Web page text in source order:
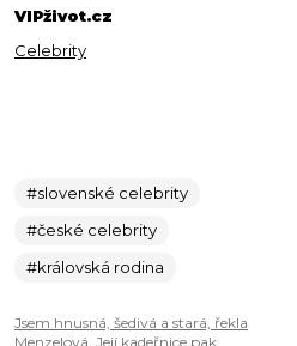
VIPživot.cz
Celebrity
#slovenské celebrity
#české celebrity
#královská rodina
Jsem hnusná, šedivá a stará, řekla
Menzelová. Její kadeřnice pak